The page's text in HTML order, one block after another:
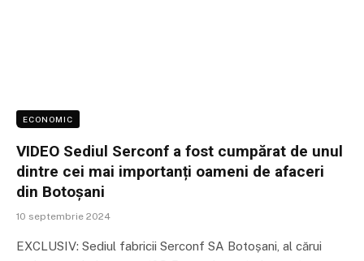
ECONOMIC
VIDEO Sediul Serconf a fost cumpărat de unul
dintre cei mai importanți oameni de afaceri
din Botoșani
10 septembrie 2024
EXCLUSIV: Sediul fabricii Serconf SA Botoșani, al cărui